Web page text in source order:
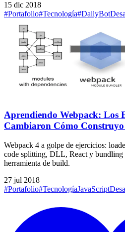
15 dic 2018
#Portafolio#Tecnología#DailyBot
Aprendiendo Webpack: Los
Cambiaron Cómo
Webpack 4 a golpe de ejercicios:
code splitting, DLL, React y
herramienta de build.
27 jul 2018
#Portafolio#TecnologíaJavaScript